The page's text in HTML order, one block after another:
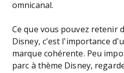
omnicanal.
Ce que vous pouvez retenir
Disney, c’est l’importance
marque cohérente. Peu
parc à thème Disney,